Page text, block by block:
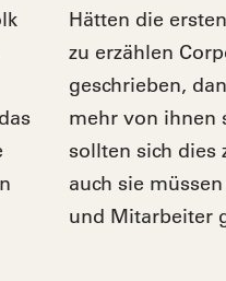
Hätten die
zu erzählen
geschrieben,
mehr von ihnen
sollten sich dies
auch sie
und Mitarbeiter